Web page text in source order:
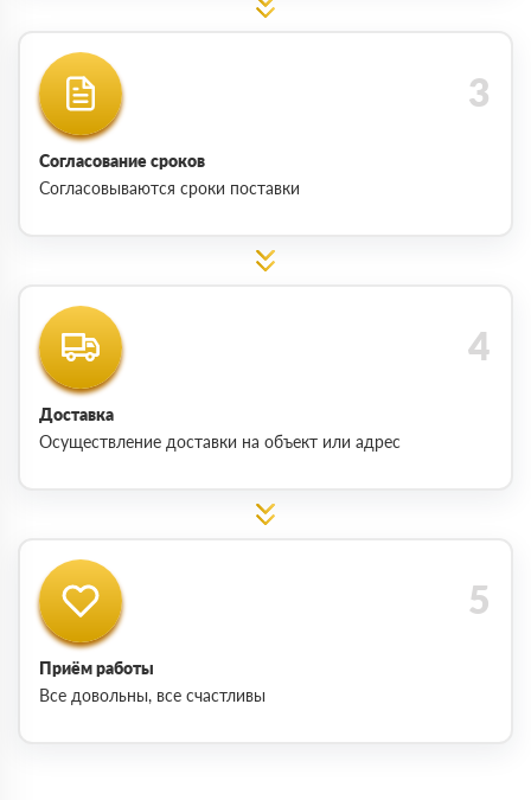
Согласование сроков
Согласовываются сроки поставки
Доставка
Осуществление доставки на объект или адрес
Приём работы
Все довольны, все счастливы